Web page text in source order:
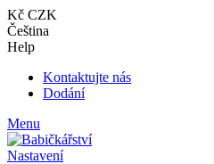
Kč CZK
Čeština
Help
Kontaktujte nás
Dodání
Menu
Nastavení